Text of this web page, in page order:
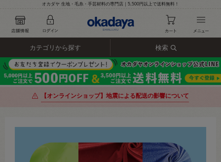
オカダヤ 生地・毛糸・手芸材料の専門店｜5,500円以上で送料無料！
カテゴリから探す 検索
【オンラインショップ】地震による配送の影響について